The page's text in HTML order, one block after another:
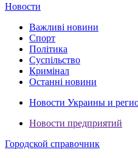
Новости
Важливі новини
Спорт
Політика
Суспільство
Кримінал
Останні новини
Новости Украины и
Новости предприятий
Городской справочник